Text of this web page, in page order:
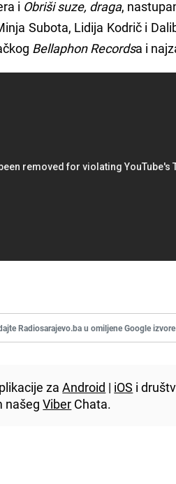
i Obriši suze, draga,
Subota, Lidija Kodrič i
Bellaphon Recordsa i
Radiosarajevo.ba u omiljene Google izvore
zaAndroid | iOS i
našegViber Chata.